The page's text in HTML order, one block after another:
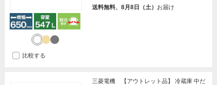
送料無料、8月8日（土） お届け
比較する
三菱電機 【アウトレット品】 冷蔵庫 中だ